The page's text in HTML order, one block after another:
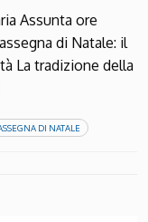
Assunta ore
di Natale: il
La tradizione della
DI NATALE